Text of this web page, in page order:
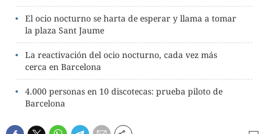
El ocio nocturno se harta de esperar y llama a tomar
la plaza Sant Jaume
La reactivación del ocio nocturno, cada vez más
cerca en Barcelona
4.000 personas en 10 discotecas: prueba piloto de
Barcelona